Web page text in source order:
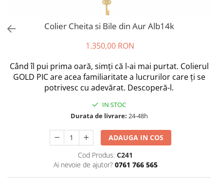
Colier Cheita si Bile din Aur Alb14k
1.350,00 RON
Când îl pui prima oară, simți că l-ai mai purtat. Colierul
GOLD PIC are acea familiaritate a lucrurilor care ți se
potrivesc cu adevărat. Descoperă-l.
IN STOC
Durata de livrare: 24-48h
ADAUGA IN COS
Cod Produs: C241
Ai nevoie de ajutor? 0761 766 565